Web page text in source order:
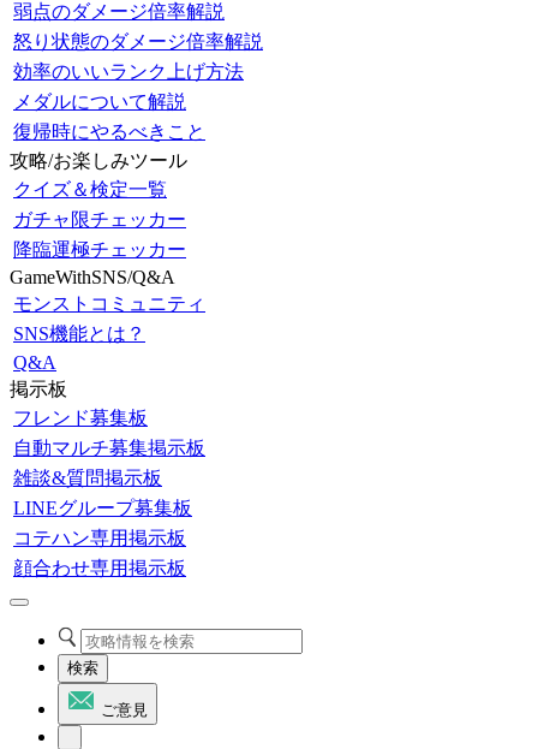
弱点のダメージ倍率解説
怒り状態のダメージ倍率解説
効率のいいランク上げ方法
メダルについて解説
復帰時にやるべきこと
攻略/お楽しみツール
クイズ＆検定一覧
ガチャ限チェッカー
降臨運極チェッカー
GameWithSNS/Q&A
モンストコミュニティ
SNS機能とは？
Q&A
掲示板
フレンド募集板
自動マルチ募集掲示板
雑談&質問掲示板
LINEグループ募集板
コテハン専用掲示板
顔合わせ専用掲示板
検索
ご意見